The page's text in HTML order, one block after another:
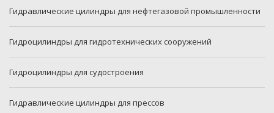
Гидравлические цилиндры для нефтегазовой промышленности
Гидроцилиндры для гидротехнических сооружений
Гидроцилиндры для судостроения
Гидравлические цилиндры для прессов